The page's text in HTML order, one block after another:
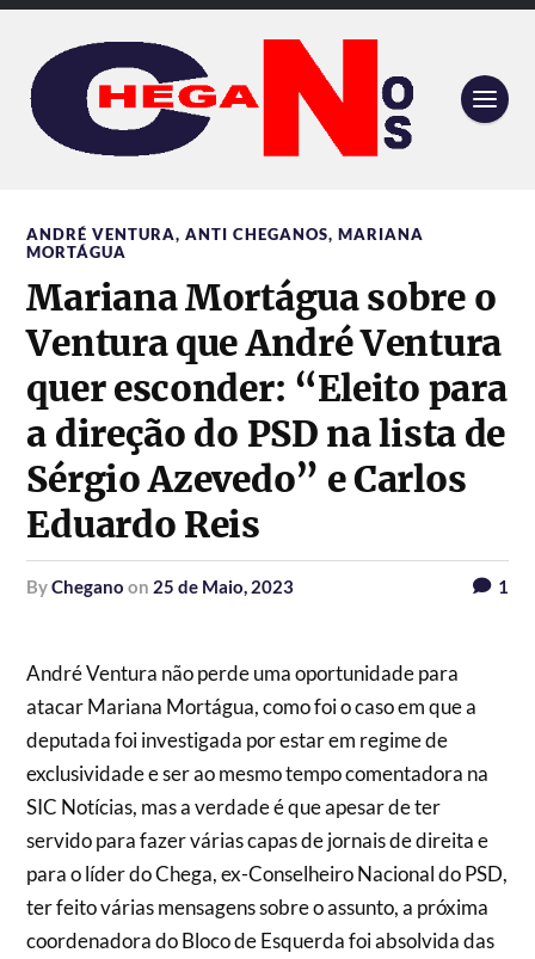
ANDRÉ VENTURA,ANTI CHEGANOS,MARIANA
MORTÁGUA
Mariana Mortágua sobre o
Ventura que André Ventura
quer esconder: “Eleito para
a direção do PSD na lista de
Sérgio Azevedo” e Carlos
Eduardo Reis
byChegano on 25 de Maio, 2023 1
André Ventura não perde uma oportunidade para
atacar Mariana Mortágua, como foi o caso em que a
deputada foi investigada por estar em regime de
exclusividade e ser ao mesmo tempo comentadora na
SIC Notícias, mas a verdade é que apesar de ter
servido para fazer várias capas de jornais de direita e
para o líder do Chega, ex-Conselheiro Nacional do PSD,
ter feito várias mensagens sobre o assunto, a próxima
coordenadora do Bloco de Esquerda foi absolvida das